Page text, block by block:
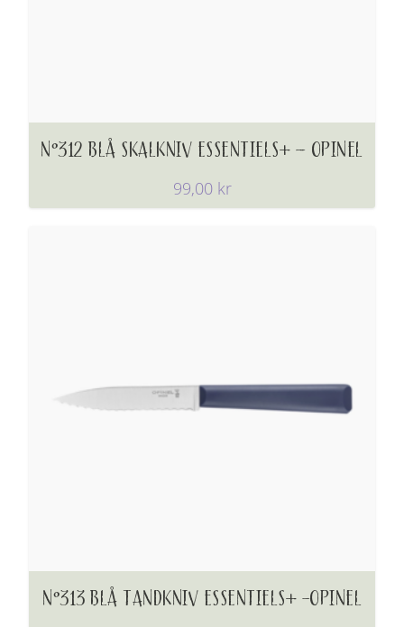
N°312 BLÅ SKALKNIV ESSENTIELS+ – OPINEL
99,00 kr
N°313 BLÅ TANDKNIV ESSENTIELS+ -OPINEL